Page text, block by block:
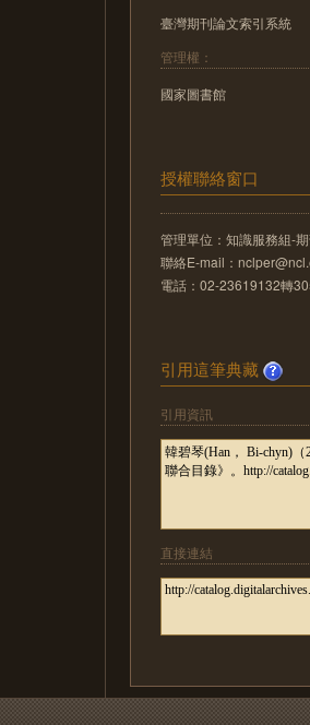
臺灣期刊論文索引系統
管理權：
國家圖書館
授權聯絡窗口
管理單位：知識服務組-
聯絡E-mail：
電話：02-23619132轉
引用這筆典藏
引用資訊
直接連結